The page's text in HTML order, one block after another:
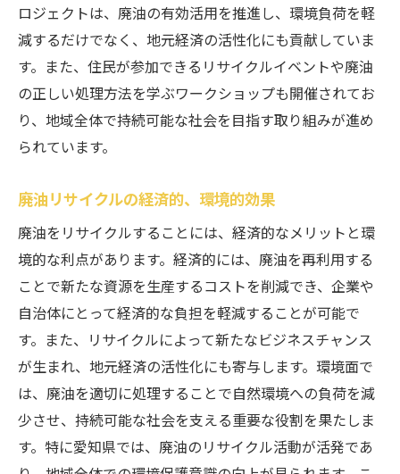
ロジェクトは、廃油の有効活用を推進し、環境負荷を軽
減するだけでなく、地元経済の活性化にも貢献していま
す。また、住民が参加できるリサイクルイベントや廃油
の正しい処理方法を学ぶワークショップも開催されてお
り、地域全体で持続可能な社会を目指す取り組みが進め
られています。
廃油リサイクルの経済的、環境的効果
廃油をリサイクルすることには、経済的なメリットと環
境的な利点があります。経済的には、廃油を再利用する
ことで新たな資源を生産するコストを削減でき、企業や
自治体にとって経済的な負担を軽減することが可能で
す。また、リサイクルによって新たなビジネスチャンス
が生まれ、地元経済の活性化にも寄与します。環境面で
は、廃油を適切に処理することで自然環境への負荷を減
少させ、持続可能な社会を支える重要な役割を果たしま
す。特に愛知県では、廃油のリサイクル活動が活発であ